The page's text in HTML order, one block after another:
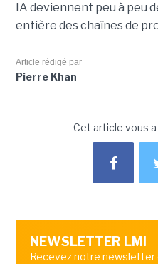
IA deviennent peu à peu
entière des chaînes de
Article rédigé par
Pierre Khan
Cet article vous a
NEWSLETTER LMI
Recevez notre